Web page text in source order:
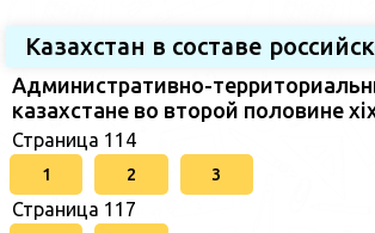
Казахстан в составе
Административно-
казахстане во второй половине
Страница 114
1 2 3
Страница 117